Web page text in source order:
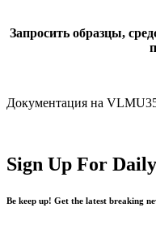
Запросить образцы,
Документация на
Sign Up For
Be keep up! Get the latest breaking